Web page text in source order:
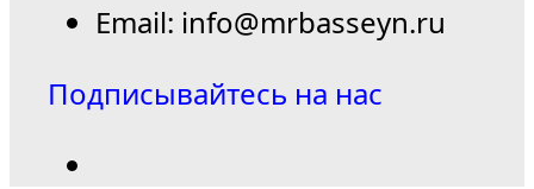
Email: info@mrbasseyn.ru
Подписывайтесь на нас